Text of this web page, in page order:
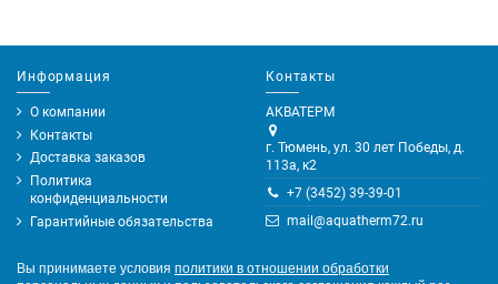
Информация
О компании
Контакты
Доставка заказов
Политика
конфиденциальности
Гарантийные обязательства
Контакты
АКВАТЕРМ
г. Тюмень, ул. 30 лет Победы, д.
113а, к2
+7 (3452) 39-39-01
mail@aquatherm72.ru
Вы принимаете условия политики в отношении обработки